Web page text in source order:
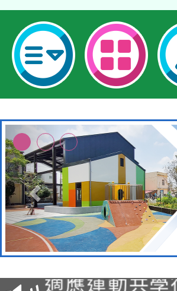
本校115學年
招甄選結果
適應運動共